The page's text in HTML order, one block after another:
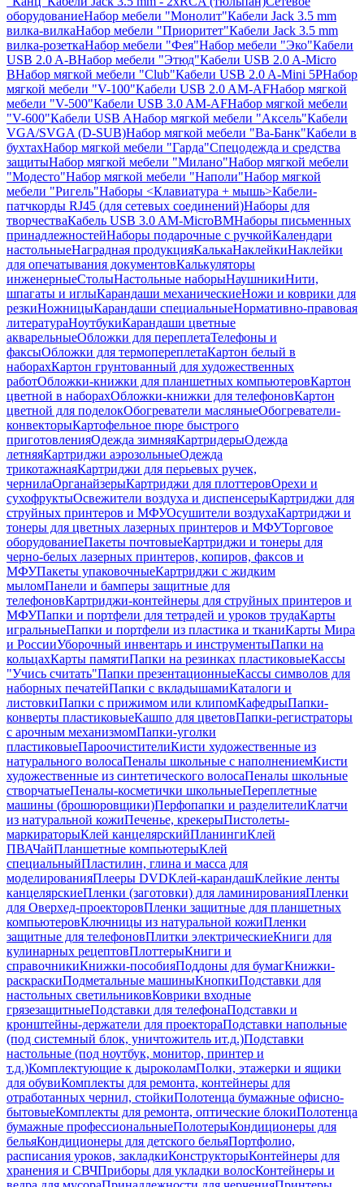
оборудованиеНабор мебели "Монолит"Кабели Jack 3.5 mm
вилка-вилкаНабор мебели "Приоритет"Кабели Jack 3.5 mm
вилка-розеткаНабор мебели "Фея"Набор мебели "Эко"Кабели
USB 2.0 A-BНабор мебели "Этюд"Кабели USB 2.0 A-Micro
BНабор мягкой мебели "Club"Кабели USB 2.0 A-Mini 5PНабор
мягкой мебели "V-100"Кабели USB 2.0 AM-AFНабор мягкой
мебели "V-500"Кабели USB 3.0 AM-AFНабор мягкой мебели
"V-600"Кабели USB AНабор мягкой мебели "Аксель"Кабели
VGA/SVGA (D-SUB)Набор мягкой мебели "Ва-Банк"Кабели в
бухтахНабор мягкой мебели "Гарда"Спецодежда и средства
защитыНабор мягкой мебели "Милано"Набор мягкой мебели
"Модесто"Набор мягкой мебели "Наполи"Набор мягкой
мебели "Ригель"Наборы <Клавиатура + мышь>Кабели-
патчкорды RJ45 (для сетевых соединений)Наборы для
творчестваКабель USB 3.0 AM-MicroBMНаборы письменных
принадлежностейНаборы подарочные с ручкойКалендари
настольныеНаградная продукцияКалькаНаклейкиНаклейки
для опечатывания документовКалькуляторы
инженерныеСтолыНастольные наборыНаушникиНити,
шпагаты и иглыКарандаши механическиеНожи и коврики для
резкиНожницыКарандаши специальныеНормативно-правовая
литератураНоутбукиКарандаши цветные
акварельныеОбложки для переплетаТелефоны и
факсыОбложки для термопереплетаКартон белый в
наборахКартон грунтованный для художественных
работОбложки-книжки для планшетных компьютеровКартон
цветной в наборахОбложки-книжки для телефоновКартон
цветной для поделокОбогреватели масляныеОбогреватели-
конвекторыКартофельное пюре быстрого
приготовленияОдежда зимняяКартридерыОдежда
летняяКартриджи аэрозольныеОдежда
трикотажнаяКартриджи для перьевых ручек,
чернилаОрганайзерыКартриджи для плоттеровОрехи и
сухофруктыОсвежители воздуха и диспенсерыКартриджи для
струйных принтеров и МФУОсушители воздухаКартриджи и
тонеры для цветных лазерных принтеров и МФУТорговое
оборудованиеПакеты почтовыеКартриджи и тонеры для
черно-белых лазерных принтеров, копиров, факсов и
МФУПакеты упаковочныеКартриджи с жидким
мыломПанели и бамперы защитные для
телефоновКартриджи-контейнеры для струйных принтеров и
МФУПапки и портфели для тетрадей и уроков трудаКарты
игральныеПапки и портфели из пластика и тканиКарты Мира
и РоссииУборочный инвентарь и инструментыПапки на
кольцахКарты памятиПапки на резинках пластиковыеКассы
"Учись считать"Папки презентационныеКассы символов для
наборных печатейПапки с вкладышамиКаталоги и
листовкиПапки с прижимом или клипомКафедрыПапки-
конверты пластиковыеКашпо для цветовПапки-регистраторы
с арочным механизмомПапки-уголки
пластиковыеПароочистителиКисти художественные из
натурального волосаПеналы школьные с наполнениемКисти
художественные из синтетического волосаПеналы школьные
створчатыеПеналы-косметички школьныеПереплетные
машины (брошюровщики)Перфопапки и разделителиКлатчи
из натуральной кожиПеченье, крекерыПистолеты-
маркираторыКлей канцелярскийПланингиКлей
ПВАЧайПланшетные компьютерыКлей
специальныйПластилин, глина и масса для
моделированияПлееры DVDКлей-карандашКлейкие ленты
канцелярскиеПленки (заготовки) для ламинированияПленки
для Оверхед-проекторовПленки защитные для планшетных
компьютеровКлючницы из натуральной кожиПленки
защитные для телефоновПлитки электрическиеКниги для
кулинарных рецептовПлоттерыКниги и
справочникиКнижки-пособияПоддоны для бумагКнижки-
раскраскиПодметальные машиныКнопкиПодставки для
настольных светильниковКоврики входные
грязезащитныеПодставки для телефонаПодставки и
кронштейны-держатели для проектораПодставки напольные
(под системный блок, уничтожитель ит.д.)Подставки
настольные (под ноутбук, монитор, принтер и
т.д.)Комплектующие к дыроколамПолки, этажерки и ящики
для обувиКомплекты для ремонта, контейнеры для
отработанных чернил, стойкиПолотенца бумажные офисно-
бытовыеКомплекты для ремонта, оптические блокиПолотенца
бумажные профессиональныеПолотерыКондиционеры для
бельяКондиционеры для детского бельяПортфолио,
расписания уроков, закладкиКонструкторыКонтейнеры для
хранения и СВЧПриборы для укладки волосКонтейнеры и